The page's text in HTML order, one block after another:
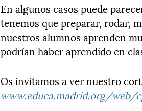
En algunos casos puede
tenemos que preparar, rodar,
nuestros alumnos aprenden
podrían haber aprendido en
Os invitamos a ver nuestro
www.educa.madrid.org/web/